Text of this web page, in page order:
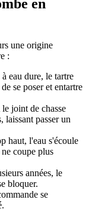
en
une origine
:
à eau dure, le tartre
se poser et entartre
joint de chasse
laissant passer un
haut, l'eau s'écoule
coupe plus
années, le
bloquer.
se